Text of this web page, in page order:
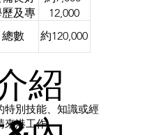
非本
及專
能力的
技術人
12,000
總數
約120,000
紹
特別技能、知識或經
來港工作